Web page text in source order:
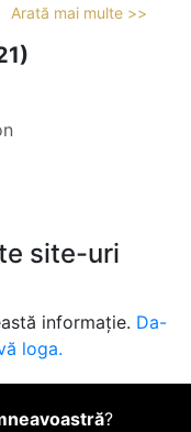
Arată mai multe >>
site-uri
informație. Da-
loga.
?